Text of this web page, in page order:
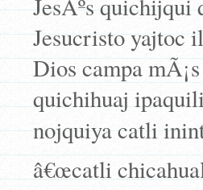
JesÃºs quichijqui
Jesucristo yajtoc
Dios campa
quichihuaj
nojquiya catli
â€œcatli